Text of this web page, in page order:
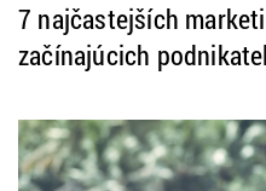
7 najčastejších
začínajúcich